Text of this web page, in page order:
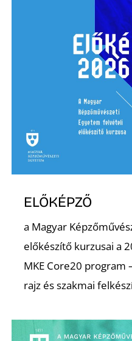
ELŐKÉPZŐ
a Magyar
előkészítő kurzusai a
MKE Core20 program
rajz és szakmai